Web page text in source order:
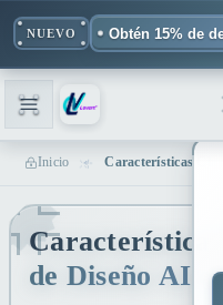
NUEVO Obtén 15% de
Inicio
Características
de Diseño AI